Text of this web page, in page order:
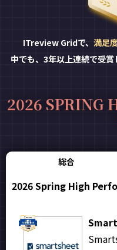
ITreview Gridで、 満足
中でも、3年以上連続で受
2026 SPRING
総合
2026 Spring High